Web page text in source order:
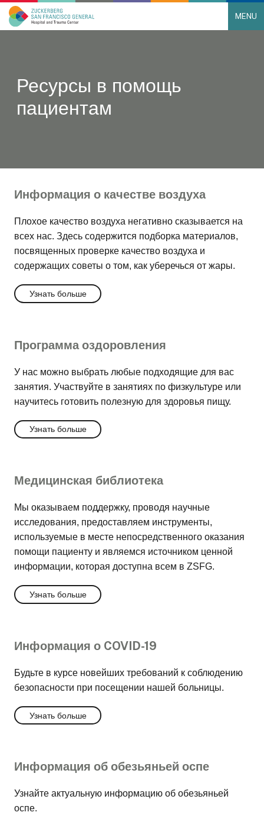
Main Navigation MENU
Ресурсы в помощь
пациентам
Информация о качестве воздуха
Плохое качество воздуха негативно сказывается на
всех нас. Здесь содержится подборка материалов,
посвященных проверке качество воздуха и
содержащих советы о том, как уберечься от жары.
Узнать больше
Программа оздоровления
У нас можно выбрать любые подходящие для вас
занятия. Участвуйте в занятиях по физкультуре или
научитесь готовить полезную для здоровья пищу.
Узнать больше
Медицинская библиотека
Мы оказываем поддержку, проводя научные
исследования, предоставляем инструменты,
используемые в месте непосредственного оказания
помощи пациенту и являемся источником ценной
информации, которая доступна всем в ZSFG.
Узнать больше
Информация о COVID-19
Будьте в курсе новейших требований к соблюдению
безопасности при посещении нашей больницы.
Узнать больше
Информация об обезьяньей оспе
Узнайте актуальную информацию об обезьяньей
оспе.